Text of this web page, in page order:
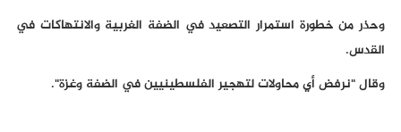
وحذر من خطورة استمرار التصعيد في الضفة الغربية والانتهاكات في
القدس.
وقال "نرفض أي محاولات لتهجير الفلسطينيين في الضفة وغزة".